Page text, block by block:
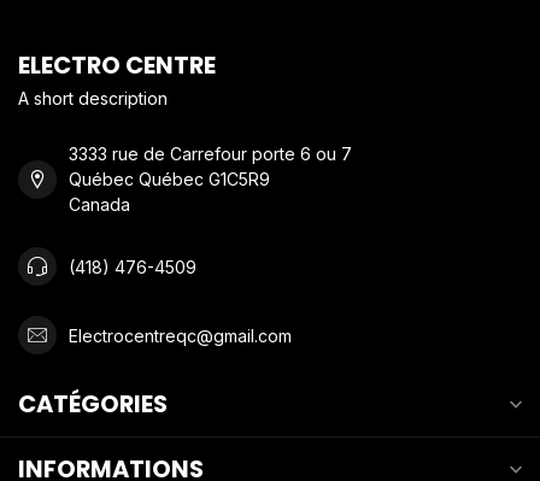
ELECTRO CENTRE
A short description
3333 rue de Carrefour porte 6 ou 7
Québec Québec G1C5R9
Canada
(418) 476-4509
Electrocentreqc@gmail.com
CATÉGORIES
INFORMATIONS